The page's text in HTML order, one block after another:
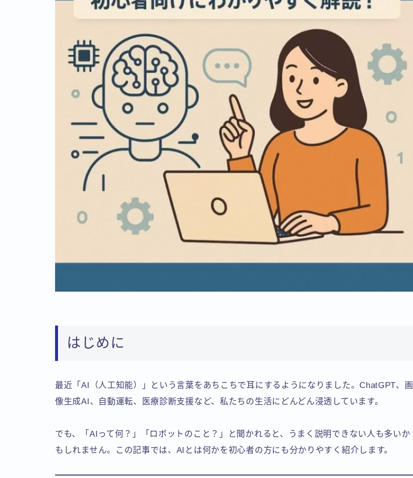
はじめに
最近「AI（人工知能）」という言葉をあちこちで耳にするようになりました。ChatGPT、画
像生成AI、自動運転、医療診断支援など、私たちの生活にどんどん浸透しています。
でも、「AIって何？」「ロボットのこと？」と聞かれると、うまく説明できない人も多いか
もしれません。この記事では、AIとは何かを初心者の方にも分かりやすく紹介します。